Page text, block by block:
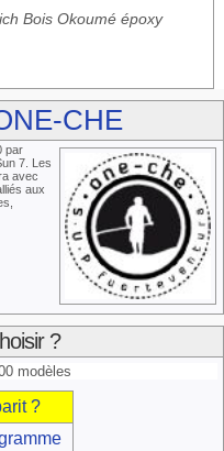
Bois Okoumé époxy
CHE
par
7. Les
avec
aux
?
modèles
?